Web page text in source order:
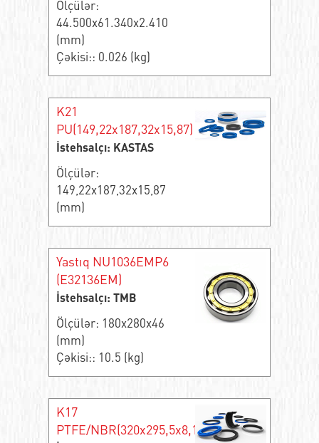
Ölçülər:
44.500x61.340x2.410
(mm)
Çəkisi:: 0.026 (kg)
K21
PU(149,22x187,32x15,87)
İstehsalçı: KASTAS
Ölçülər:
149,22x187,32x15,87
(mm)
Yastıq NU1036EMP6
(E32136EM)
İstehsalçı: TMB
Ölçülər: 180x280x46
(mm)
Çəkisi:: 10.5 (kg)
K17
PTFE/NBR(320x295,5x8,1)